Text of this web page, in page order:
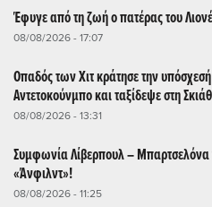
Έφυγε από τη ζωή ο πατέρας του
08/08/2026 - 17:07
Οπαδός των Χιτ κράτησε την
Αντετοκούνμπο και ταξίδεψε στη
08/08/2026 - 13:31
Συμφωνία Λίβερπουλ – Μπαρτσελόνα
«Άνφιλντ»!
08/08/2026 - 11:25